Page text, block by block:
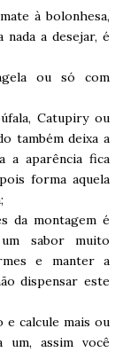
à bolonhesa,
nada a desejar, é
ou só com
Catupiry ou
também deixa a
a aparência fica
forma aquela
da montagem é
sabor muito
e manter a
dispensar este
e calcule mais ou
um, assim você